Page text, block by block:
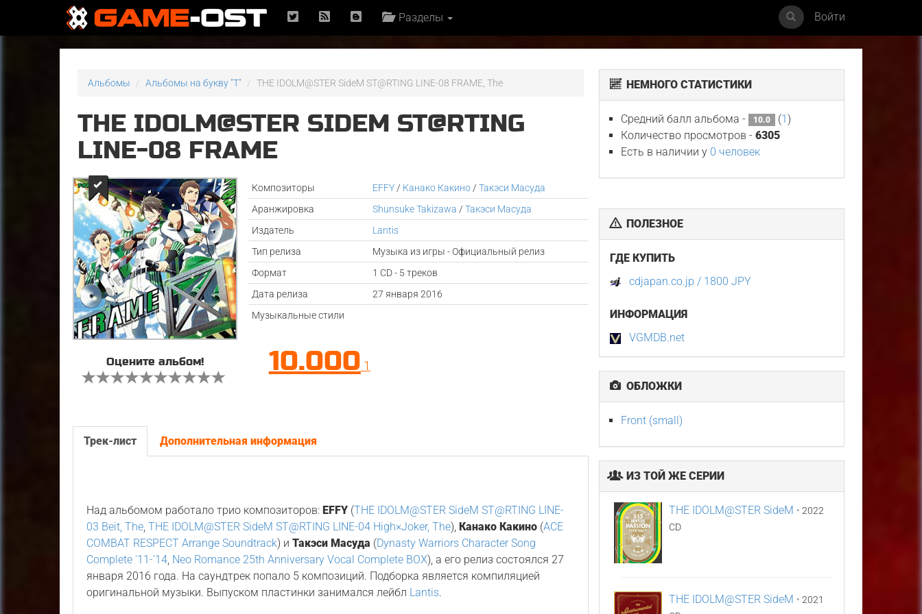
Разделы Войти
Альбомы Альбомы на букву "T" THE IDOLM@STER SideM ST@RTING LINE-08 FRAME, The
THE IDOLM@STER SIDEM ST@RTING
LINE-08 FRAME
Композиторы EFFY/ Канако Какино/ Такэси Масуда
Аранжировка
Shunsuke Takizawa / Такэси Масуда
Издатель
Lantis
Тип релиза
Музыка из игры - Официальный релиз
Формат
1 CD - 5 треков
Дата релиза
27 января 2016
Музыкальные стили
Оцените альбом! 10.000 1
Трек-лист Дополнительная информация
Над альбомом работало трио композиторов:EFFY (THE IDOLM@STER SideM ST@RTING LINE-
03 Beit, The,THE IDOLM@STER SideM ST@RTING LINE-04 High×Joker, The),Канако Какино (ACE
COMBAT RESPECT Arrange Soundtrack) иТакэси Масуда (Dynasty Warriors Character Song
Complete '11-'14, Neo Romance 25th Anniversary Vocal Complete BOX), а его релиз состоялся 27
января 2016 года. На саундтрек попало 5 композиций. Подборка является компиляцией
оригинальной музыки. Выпуском пластинки занимался лейбл Lantis.
НЕМНОГО СТАТИСТИКИ
Средний балл альбома - 10.0 (1)
Количество просмотров -6305
Есть в наличии у 0 человек
ПОЛЕЗНОЕ
ГДЕ КУПИТЬ
cdjapan.co.jp / 1800 JPY
ИНФОРМАЦИЯ
VGMDB.net
ОБЛОЖКИ
Front (small)
ИЗ ТОЙ ЖЕ СЕРИИ
THE IDOLM@STER SideM • 2022
CD
THE IDOLM@STER SideM • 2021